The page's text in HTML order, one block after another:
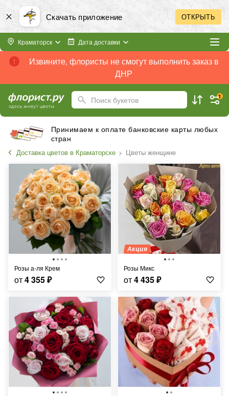
Скачать приложение ОТКРЫТЬ
Краматорск Дата доставки
Извините, флористы не смогут выполнить заказ в
ДНР
Поиск букетов 1
Принимаем к оплате банковские карты любых
стран
Доставка цветов в Краматорске Цветы женщине
Розы а-ля Крем
от4 355₽
Акция
Розы Микс
от4 435₽